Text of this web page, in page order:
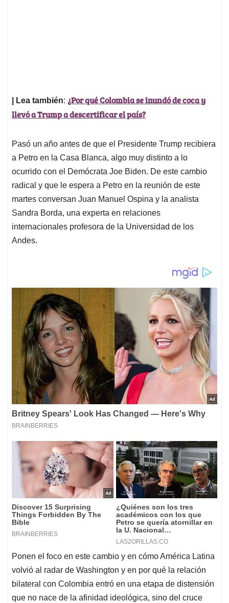
| Lea también: ¿Por qué Colombia se inundó de coca y
llevó a Trump a descertificar el país?
Pasó un año antes de que el Presidente Trump recibiera
a Petro en la Casa Blanca, algo muy distinto a lo
ocurrido con el Demócrata Joe Biden. De este cambio
radical y que le espera a Petro en la reunión de este
martes conversan Juan Manuel Ospina y la analista
Sandra Borda, una experta en relaciones
internacionales profesora de la Universidad de los
Andes.
Ponen el foco en este cambio y en cómo América Latina
volvió al radar de Washington y en por qué la relación
bilateral con Colombia entró en una etapa de distensión
que no nace de la afinidad ideológica, sino del cruce